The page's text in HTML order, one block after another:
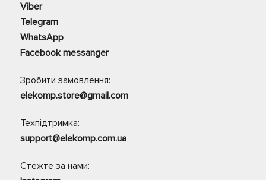
Viber
Telegram
WhatsApp
Facebook messanger
Зробити замовлення:
elekomp.store@gmail.com
Техпідтримка:
support@elekomp.com.ua
Стежте за нами: